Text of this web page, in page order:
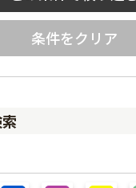
条件をクリア